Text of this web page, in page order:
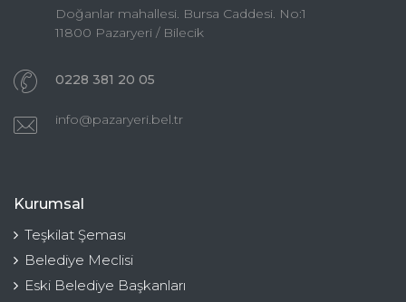
Doğanlar mahallesi. Bursa Caddesi. No:1
11800 Pazaryeri / Bilecik
0228 381 20 05
info@pazaryeri.bel.tr
Kurumsal
Teşkilat Şeması
Belediye Meclisi
Eski Belediye Başkanları